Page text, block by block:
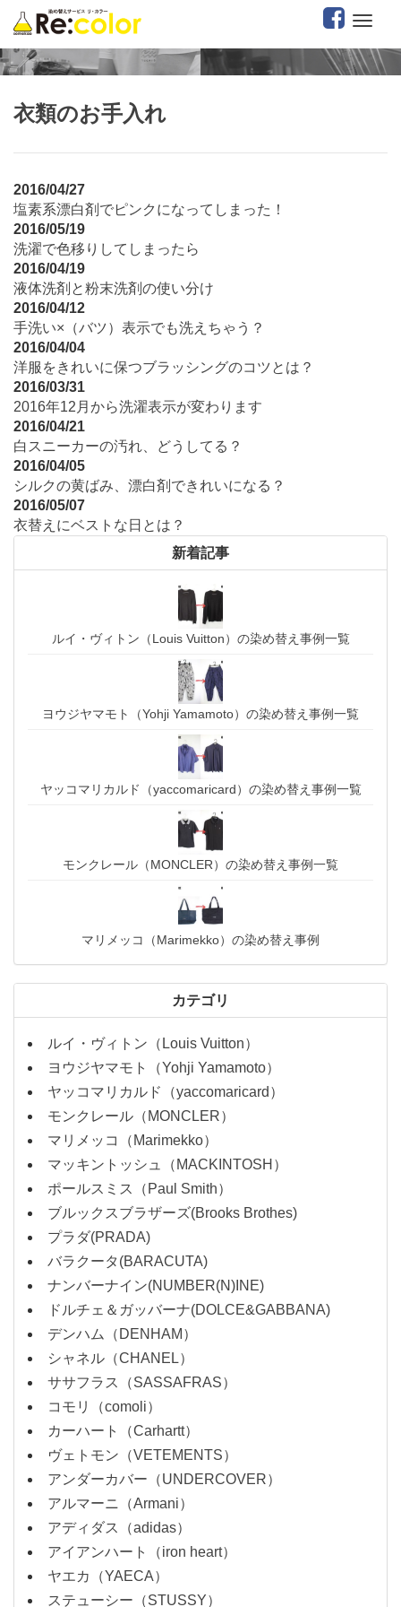
衣類のお手入れ
2016/04/27
塩素系漂白剤でピンクになってしまった！
2016/05/19
洗濯で色移りしてしまったら
2016/04/19
液体洗剤と粉末洗剤の使い分け
2016/04/12
手洗い×（バツ）表示でも洗えちゃう？
2016/04/04
洋服をきれいに保つブラッシングのコツとは？
2016/03/31
2016年12月から洗濯表示が変わります
2016/04/21
白スニーカーの汚れ、どうしてる？
2016/04/05
シルクの黄ばみ、漂白剤できれいになる？
2016/05/07
衣替えにベストな日とは？
新着記事
ルイ・ヴィトン（Louis Vuitton）の染め替え事例一覧
ヨウジヤマモト（Yohji Yamamoto）の染め替え事例一覧
ヤッコマリカルド（yaccomaricard）の染め替え事例一覧
モンクレール（MONCLER）の染め替え事例一覧
マリメッコ（Marimekko）の染め替え事例
カテゴリ
ルイ・ヴィトン（Louis Vuitton）
ヨウジヤマモト（Yohji Yamamoto）
ヤッコマリカルド（yaccomaricard）
モンクレール（MONCLER）
マリメッコ（Marimekko）
マッキントッシュ（MACKINTOSH）
ポールスミス（Paul Smith）
ブルックスブラザーズ(Brooks Brothes)
プラダ(PRADA)
バラクータ(BARACUTA)
ナンバーナイン(NUMBER(N)INE)
ドルチェ＆ガッバーナ(DOLCE&GABBANA)
デンハム（DENHAM）
シャネル（CHANEL）
ササフラス（SASSAFRAS）
コモリ（comoli）
カーハート（Carhartt）
ヴェトモン（VETEMENTS）
アンダーカバー（UNDERCOVER）
アルマーニ（Armani）
アディダス（adidas）
アイアンハート（iron heart）
ヤエカ（YAECA）
ステューシー（STUSSY）